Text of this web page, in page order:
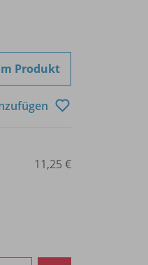
Produkt
11,25 €